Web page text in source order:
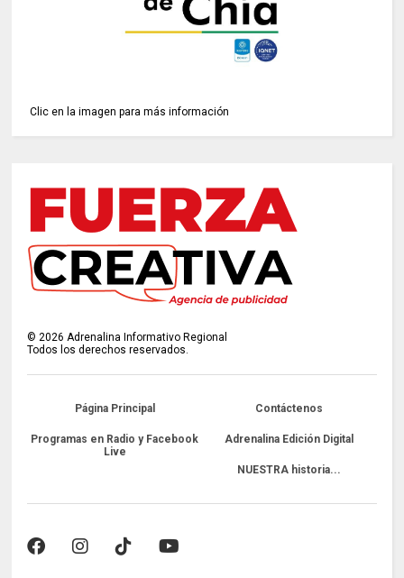
Clic en la imagen para más información
©2026 Adrenalina Informativo Regional
Todos los derechos reservados.
Página Principal Contáctenos
Programas en Radio y Facebook
Live
Adrenalina Edición Digital
NUESTRA historia...